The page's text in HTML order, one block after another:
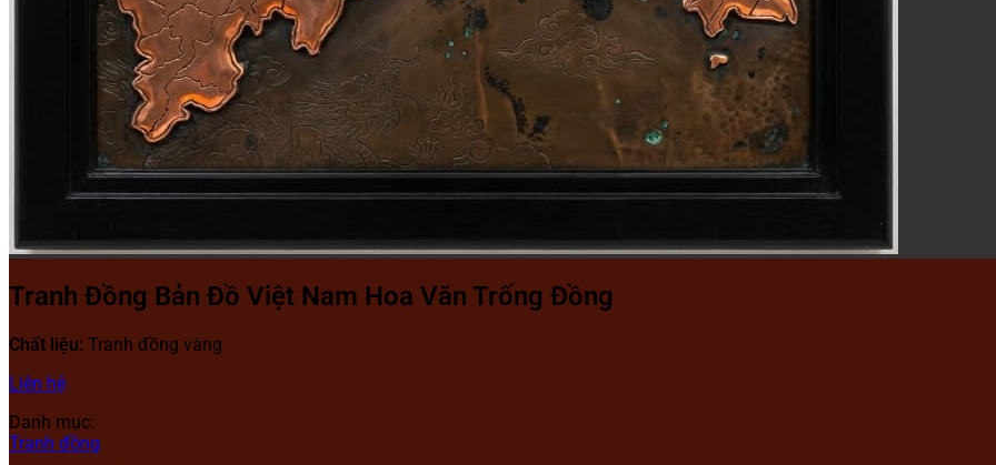
Tranh Đồng Bản Đồ Việt Nam Hoa Văn Trống Đồng
Chất liệu: Tranh đồng vàng
Liên hệ
Danh mục:
Tranh đồng